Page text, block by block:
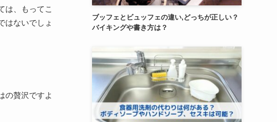
は、もってこ
はないでしょ
の贅沢ですよ
ブッフェとビュッフェの違い,どっちが正しい？
バイキングや書き方は？